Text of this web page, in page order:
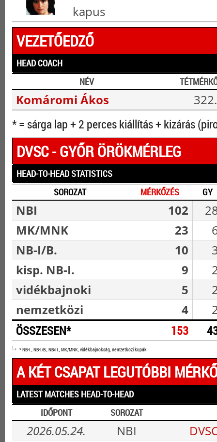
kapus
VEZETŐEDZŐ
HEAD COACH
NÉV
Komáromi Ákos 322.
* = sárga lap + 2 perces kiállítás + kizárás
DVSC - GYŐR ÖRÖKMÉRLEG
HEAD-TO-HEAD STATISTICS
SOROZAT
MÉRKŐZÉS GY
NBI 102
MK/MNK
23
NB-I/B.
10
kisp. NB-I.
9
vidékbajnoki
5
nemzetközi
4
ÖSSZESEN* 153
* NB-I., NB-I/B., NB/II., MK/MNK, vidékbajnokság, nemzetközi kupák
A KÉT CSAPAT LEGUTÓBBI
LATEST MATCHES HEAD-TO-HEAD
IDŐPONT
SOROZAT
2026.05.24. NBI